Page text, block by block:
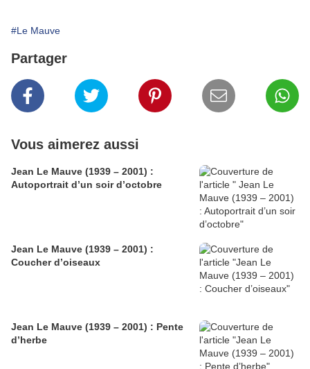
#Le Mauve
Partager
Vous aimerez aussi
Jean Le Mauve (1939 – 2001) :
Autoportrait d’un soir d’octobre
Jean Le Mauve (1939 – 2001) :
Coucher d’oiseaux
Jean Le Mauve (1939 – 2001) : Pente
d’herbe